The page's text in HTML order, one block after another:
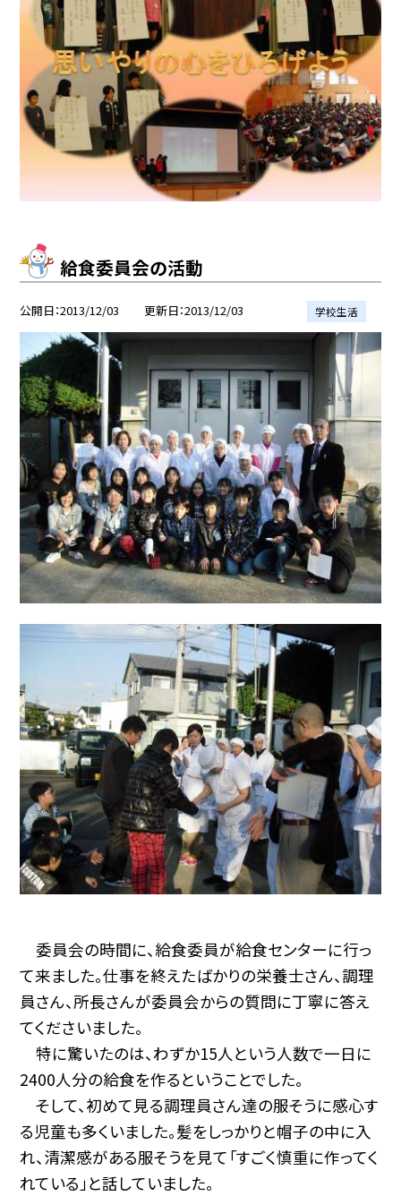
給食委員会の活動
公開日 2013/12/03 更新日 2013/12/03 学校生活
委員会の時間に、給食委員が給食センターに行っ
て来ました。仕事を終えたばかりの栄養士さん、調理
員さん、所長さんが委員会からの質問に丁寧に答え
てくださいました。
特に驚いたのは、わずか15人という人数で一日に
2400人分の給食を作るということでした。
そして、初めて見る調理員さん達の服そうに感心す
る児童も多くいました。髪をしっかりと帽子の中に入
れ、清潔感がある服そうを見て「すごく慎重に作ってく
れている」と話していました。